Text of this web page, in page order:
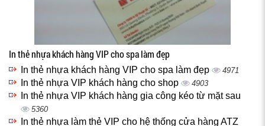
In thẻ nhựa khách hàng VIP cho spa làm đẹp
In thẻ nhựa khách hàng VIP cho spa làm đẹp 4971
In thẻ nhựa VIP khách hàng cho shop 4903
In thẻ nhựa VIP khách hàng gia công kéo từ mặt sau
5360
In thẻ nhựa làm thẻ VIP cho hệ thống cửa hàng ATZ